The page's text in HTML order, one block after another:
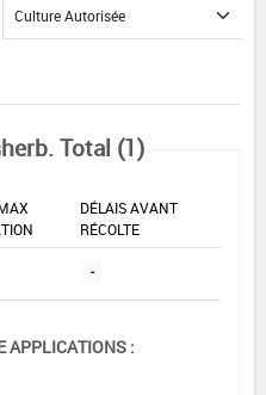
Total (1)
DÉLAIS AVANT
RÉCOLTE
-
APPLICATIONS :